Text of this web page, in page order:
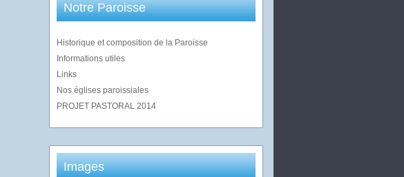
Notre Paroisse
Historique et composition de la Paroisse
Informations utiles
Links
Nos églises paroissiales
PROJET PASTORAL 2014
Images